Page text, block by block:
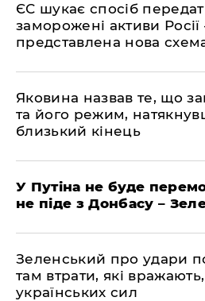
ЄС шукає спосіб
заморожені активи Росії
представлена ​​нова
Яковина назвав те, що
та його режим,
близький кінець
У Путіна не буде
не піде з Донбасу –
Зеленський про удари
там втрати, які
українських сил